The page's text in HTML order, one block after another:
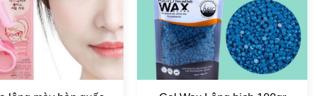
biến
thể.
Các